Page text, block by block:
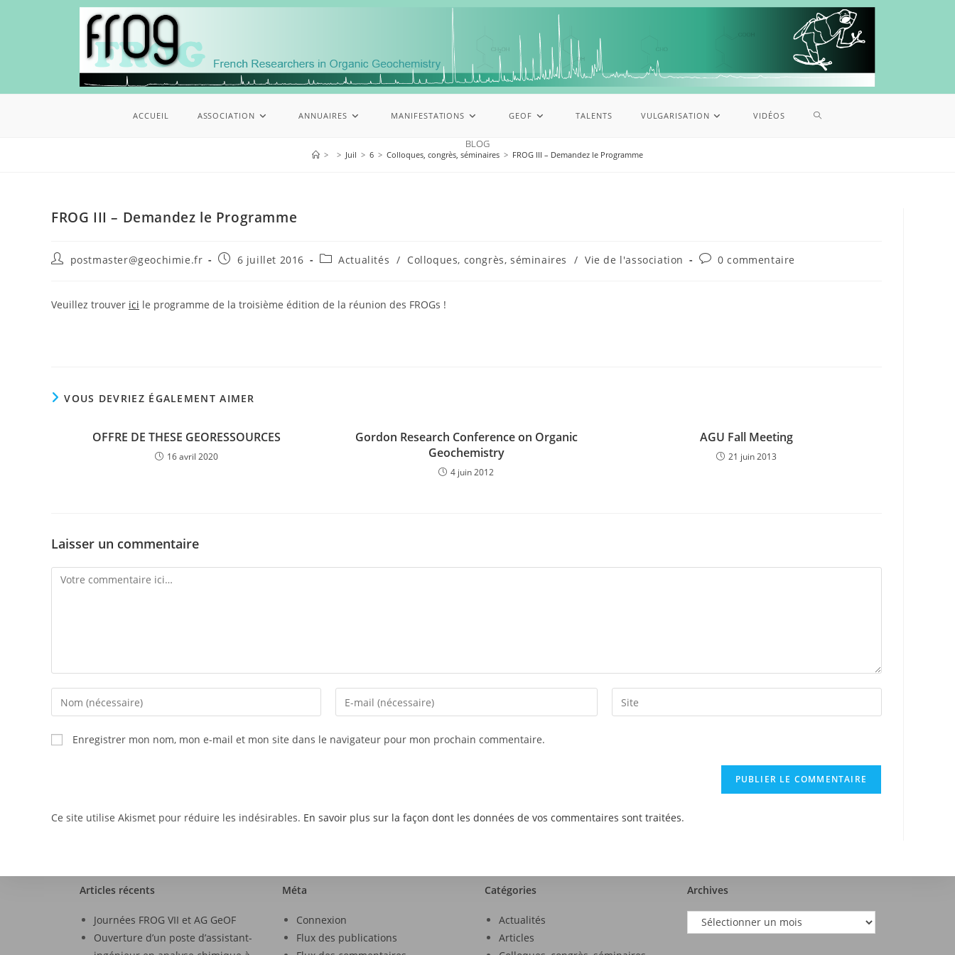
ACCUEIL ASSOCIATION ANNUAIRES MANIFESTATIONS GEOF TALENTS VULGARISATION VIDÉOS
BLOG
> > Juil > 6 > Colloques, congrès, séminaires > FROG III – Demandez le Programme
FROG III – Demandez le Programme
postmaster@geochimie.fr 6 juillet 2016 Actualités / Colloques, congrès, séminaires / Vie de l'association 0 commentaire
Veuillez trouver ici le programme de la troisième édition de la réunion des FROGs !
VOUS DEVRIEZ ÉGALEMENT AIMER
OFFRE DE THESE GEORESSOURCES
16 avril 2020
Gordon Research Conference on Organic
Geochemistry
4 juin 2012
AGU Fall Meeting
21 juin 2013
Laisser un commentaire
Enregistrer mon nom, mon e-mail et mon site dans le navigateur pour mon prochain commentaire.
Ce site utilise Akismet pour réduire les indésirables. En savoir plus sur la façon dont les données de vos commentaires sont traitées.
Articles récents
Journées FROG VII et AG GeOF
Ouverture d’un poste d’assistant-
Méta
Connexion
Flux des publications
Catégories
Actualités
Articles
Archives